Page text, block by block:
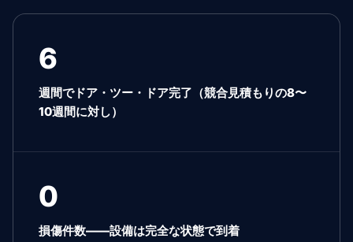
6
週間でドア・ツー・ドア完了（競合見積もりの8〜
10週間に対し）
0
損傷件数——設備は完全な状態で到着